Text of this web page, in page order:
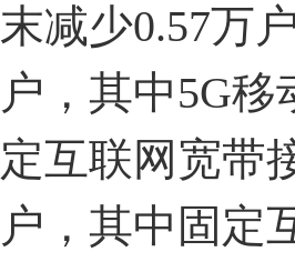
末减少0.57万
户，其中5G
定互联网宽带
户，其中固定